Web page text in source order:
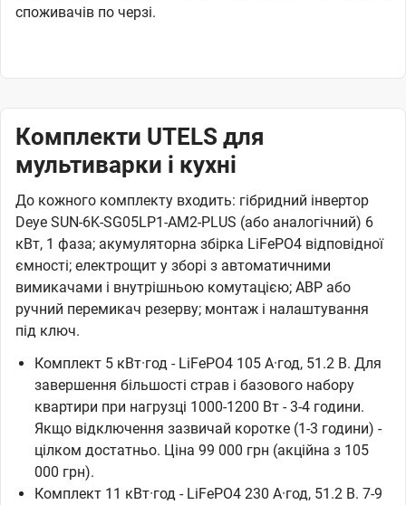
споживачів по черзі.
Комплекти UTELS для
мультиварки і кухні
До кожного комплекту входить: гібридний інвертор
Deye SUN-6K-SG05LP1-AM2-PLUS (або аналогічний) 6
кВт, 1 фаза; акумуляторна збірка LiFePO4 відповідної
ємності; електрощит у зборі з автоматичними
вимикачами і внутрішньою комутацією; АВР або
ручний перемикач резерву; монтаж і налаштування
під ключ.
Комплект 5 кВт·год - LiFePO4 105 А·год, 51.2 В. Для
завершення більшості страв і базового набору
квартири при нагрузці 1000-1200 Вт - 3-4 години.
Якщо відключення зазвичай коротке (1-3 години) -
цілком достатньо. Ціна 99 000 грн (акційна з 105
000 грн).
Комплект 11 кВт·год - LiFePO4 230 А·год, 51.2 В. 7-9